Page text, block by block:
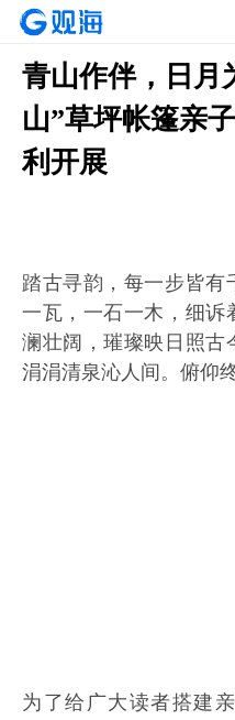
青山作伴，日月
山”草坪帐篷亲
利开展
踏古寻韵，每一步皆有
一瓦，一石一木，细诉
澜壮阔，璀璨映日照古
涓涓清泉沁人间。俯仰
为了给广大读者搭建